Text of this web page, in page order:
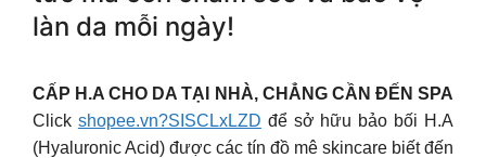
làn da mỗi ngày!
CẤP H.A CHO DA TẠI NHÀ, CHẲNG CẦN ĐẾN SPA
Click shopee.vn?SISCLxLZD để sở hữu bảo bối H.A
(Hyaluronic Acid) được các tín đồ mê skincare biết đến